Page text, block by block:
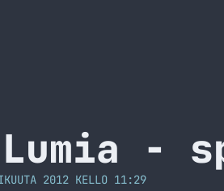
-
2012 KELLO 11:29